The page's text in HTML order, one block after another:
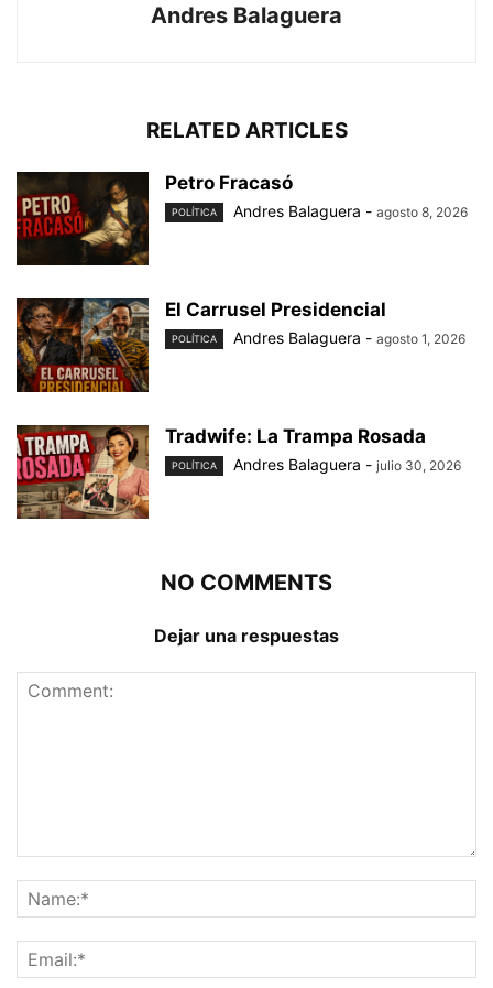
Andres Balaguera
RELATED ARTICLES
Petro Fracasó
POLÍTICA Andres Balaguera - agosto 8, 2026
El Carrusel Presidencial
POLÍTICA Andres Balaguera - agosto 1, 2026
Tradwife: La Trampa Rosada
POLÍTICA Andres Balaguera - julio 30, 2026
NO COMMENTS
Dejar una respuestas